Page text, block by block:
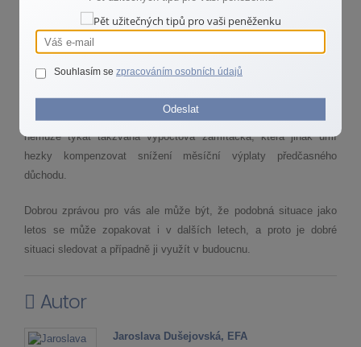
však v dalších letech budou opakovat podobné scénáře jako letos,
nemusí být krácení tak výrazné.
2023 nebo později, máte letos prostě smůlu. Důchod vám letos
nemůže být přiznán ani není možné využít stávajících
mimořádných valorizací ke zvýšení důchodu a stejně tak se vás
nemůže týkat takzvaná výpočtová zamítačka, která jinak umí
hezky kompenzovat snížení měsíční výplaty předčasného
důchodu.
Dobrou zprávou pro vás ale může být, že podobná situace jako
letos se může zopakovat i v dalších letech, a proto je dobré
situaci sledovat a případně ji využít v budoucnu.
Autor
Jaroslava Dušejovská, EFA
Souhlasím se zpracováním osobních údajů
Odeslat